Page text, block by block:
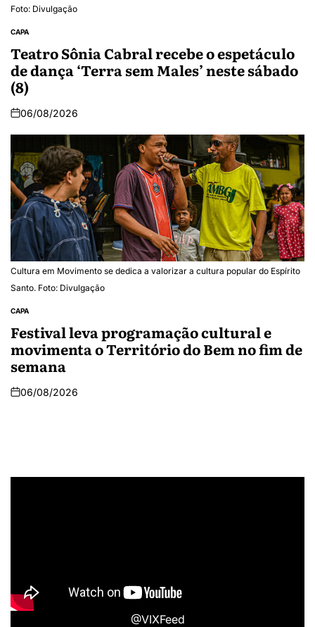
Foto: Divulgação
CAPA
Teatro Sônia Cabral recebe o espetáculo
de dança ‘Terra sem Males’ neste sábado
(8)
06/08/2026
Cultura em Movimento se dedica a valorizar a cultura popular do Espírito
Santo. Foto: Divulgação
CAPA
Festival leva programação cultural e
movimenta o Território do Bem no fim de
semana
06/08/2026
@VIXFeed